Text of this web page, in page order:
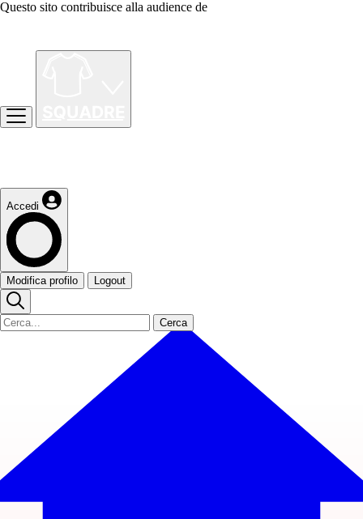
Questo sito contribuisce alla audience de
Accedi
Modifica profilo Logout
Cerca